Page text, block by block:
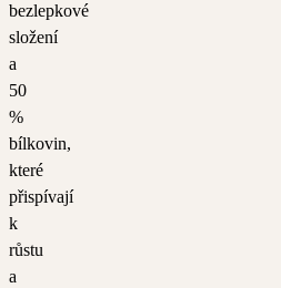
bezlepkové
složení
a
50
%
bílkovin,
které
přispívají
k
růstu
a